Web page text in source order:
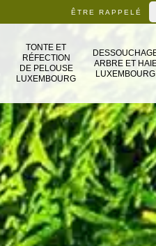
ÊTRE RAPPELÉ
TONTE ET
RÉFECTION
DE PELOUSE
LUXEMBOURG
ARBRE ET
LUXEMBOURG